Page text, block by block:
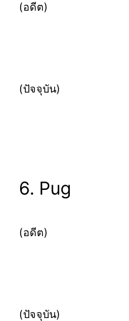
(อดีต)
(ปัจจุบัน)
6. Pug
(อดีต)
(ปัจจุบัน)